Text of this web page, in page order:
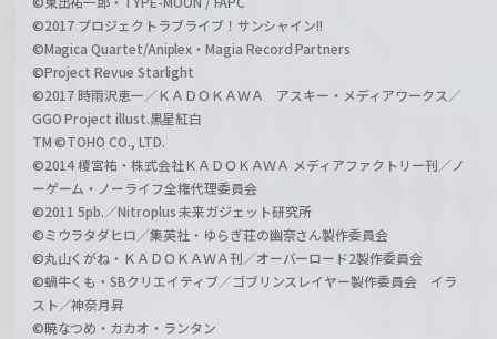
©2017 プロジェクトラブライブ！サンシャイン!!
©Magica Quartet/Aniplex・Magia Record Partners
©Project Revue Starlight
©2017 時雨沢恵一／ＫＡＤＯＫＡＷＡ アスキー・メディアワークス／
GGO Project illust.黒星紅白
TM ©TOHO CO., LTD.
©2014 榎宮祐・株式会社ＫＡＤＯＫＡＷＡ メディアファクトリー刊／ノ
ーゲーム・ノーライフ全権代理委員会
©2011 5pb.／Nitroplus 未来ガジェット研究所
©ミウラタダヒロ／集英社・ゆらぎ荘の幽奈さん製作委員会
©丸山くがね・ＫＡＤＯＫＡＷＡ刊／オーバーロード2製作委員会
©蝸牛くも・SBクリエイティブ／ゴブリンスレイヤー製作委員会 イラ
スト／神奈月昇
©暁なつめ・カカオ・ランタン